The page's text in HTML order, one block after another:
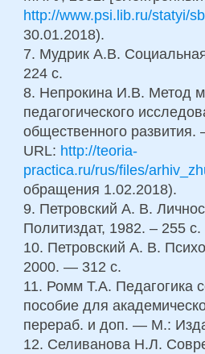
http://www.psi.lib.ru/statyi/
30.01.2018).
7. Мудрик А.В.
224 с.
8. Непрокина И.В. Метод
педагогического
общественного
URL: http://teoria-
practica.ru/rus/files/
обращения 1.02.2018).
9. Петровский А. В.
Политиздат, 1982. – 255 с.
10. Петровский А. В.
2000. — 312 с.
11. Ромм Т.А. Педагогика
пособие для
перераб. и доп. — М.:
12. Селиванова Н.Л.